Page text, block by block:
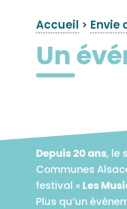
Accueil > Envie
Un
Depuis 20 ans, le
Communes
festival « Les
Plus qu’un